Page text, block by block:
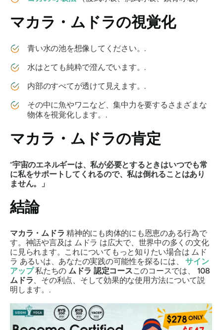
マカラ・ムドラの視覚化
青い水の池を想像してください。.
水はとても純粋で澄んでいます。.
内部のすべてが透けて見えます。.
その中に魚やワニなど、集中力を要するさまざまな
物体を視覚化します。.
マカラ・ムドラの肯定
“宇宙のエネルギーは、私が必要とするときはいつでも常
に私をサポートしてくれるので、私は倒れることはあり
ません。」
結論
マカラ・ムドラ 精神的にも肉体的にも恩恵のある行為で
す。神話や言及は ムドラ は広大で、世界中の多くの文化
に見られます。これについてもっと知りたい場合は ムド
ラ あるいは、あなたの実践の可能性を探るには、サイン
アップ私たちの ムドラ 認定コースこのコースでは、 108
ムドラ、その利点、そして効果的な使用方法について説
明します。.